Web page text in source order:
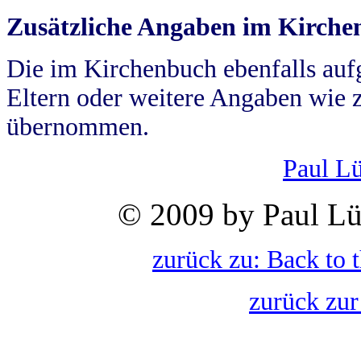
Zusätzliche Angaben im
Die im Kirchenbuch ebenfalls
Eltern oder weitere Angaben wie
übernommen.
Paul
© 2009 by Paul
zurück zu: Back to
zurück